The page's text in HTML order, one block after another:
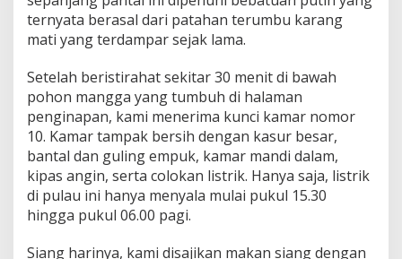
ternyata berasal dari patahan terumbu karang
mati yang terdampar sejak lama.
Setelah beristirahat sekitar 30 menit di bawah
pohon mangga yang tumbuh di halaman
penginapan, kami menerima kunci kamar nomor
10. Kamar tampak bersih dengan kasur besar,
bantal dan guling empuk, kamar mandi dalam,
kipas angin, serta colokan listrik. Hanya saja, listrik
di pulau ini hanya menyala mulai pukul 15.30
hingga pukul 06.00 pagi.
Siang harinya, kami disajikan makan siang dengan